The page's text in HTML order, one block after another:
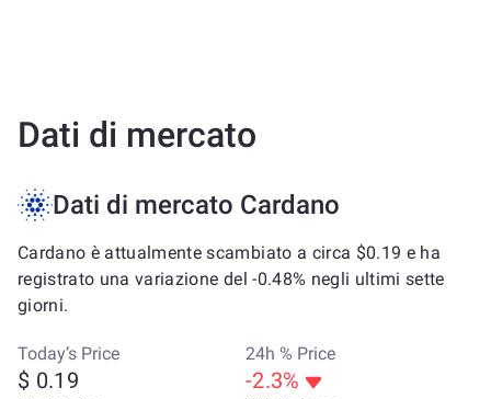
Dati di mercato
Dati di mercato Cardano
Cardano è attualmente scambiato a circa $0.19 e ha
registrato una variazione del -0.48% negli ultimi sette
giorni.
Today’s Price
$ 0.19
24h % Price
-2.3%